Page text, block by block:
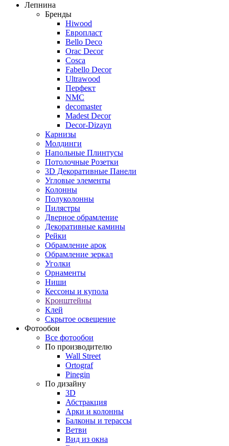
Лепнина
Бренды
Hiwood
Европласт
Bello Deco
Orac Decor
Cosca
Fabello Decor
Ultrawood
Перфект
NMC
decomaster
Madest Decor
Decor-Dizayn
Карнизы
Молдинги
Напольные Плинтусы
Потолочные Розетки
3D Декоративные Панели
Угловые элементы
Колонны
Полуколонны
Пилястры
Дверное обрамление
Декоративные камины
Рейки
Обрамление арок
Обрамление зеркал
Уголки
Орнаменты
Ниши
Кессоны и купола
Кронштейны
Клей
Скрытое освещение
Фотообои
Все фотообои
По производителю
Wall Street
Ortograf
Pinegin
По дизайну
3D
Абстракция
Арки и колонны
Балконы и терассы
Ветви
Вид из окна